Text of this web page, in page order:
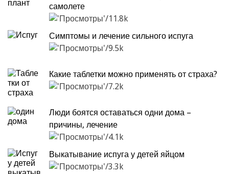
самолете
11.8k
Симптомы и лечение сильного испуга
9.5k
Какие таблетки можно применять от страха?
7.2k
Люди боятся оставаться одни дома –
причины, лечение
4.1k
Выкатывание испуга у детей яйцом
3.3k